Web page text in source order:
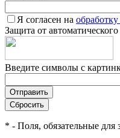
Я согласен на
Защита от
Введите символы с
* - Поля, обязательные для